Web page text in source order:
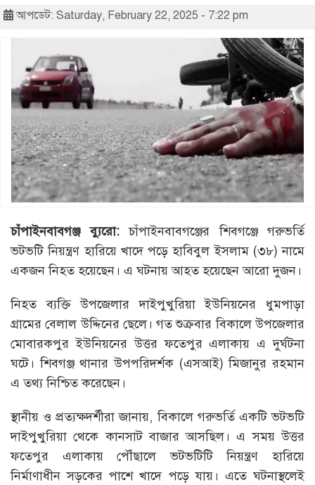
আপডেট: Saturday, February 22, 2025 - 7:22 pm
চাঁপাইনবাবগঞ্জ ব্যুরো:চাঁপাইনবাবগঞ্জের শিবগঞ্জে গরুভর্তি
ভটভটি নিয়ন্ত্রণ হারিয়ে খাদে পড়ে হাবিবুল ইসলাম (৩৮) নামে
একজন নিহত হয়েছেন। এ ঘটনায় আহত হয়েছেন আরো দুজন।
নিহত ব্যক্তি উপজেলার দাইপুখুরিয়া ইউনিয়নের ধুমপাড়া
গ্রামের বেলাল উদ্দিনের ছেলে। গত শুক্রবার বিকালে উপজেলার
মোবারকপুর ইউনিয়নের উত্তর ফতেপুর এলাকায় এ দুর্ঘটনা
ঘটে। শিবগঞ্জ থানার উপপরিদর্শক (এসআই) মিজানুর রহমান
এ তথ্য নিশ্চিত করেছেন।
স্থানীয় ও প্রত্যক্ষদর্শীরা জানায়, বিকালে গরুভর্তি একটি ভটভটি
দাইপুখুরিয়া থেকে কানসাট বাজার আসছিল। এ সময় উত্তর
ফতেপুর এলাকায় পৌঁছালে ভটভটিটি নিয়ন্ত্রণ হারিয়ে
নির্মাণাধীন সড়কের পাশে খাদে পড়ে যায়। এতে ঘটনাস্থলেই